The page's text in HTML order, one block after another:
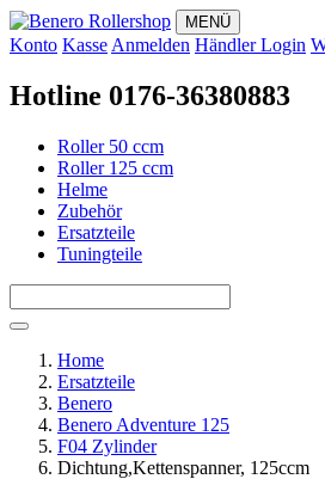
MENÜ
Konto Kasse Anmelden Händler Login
Hotline 0176-36380883
Roller 50 ccm
Roller 125 ccm
Helme
Zubehör
Ersatzteile
Tuningteile
Home
Ersatzteile
Benero
Benero Adventure 125
F04 Zylinder
Dichtung,Kettenspanner, 125ccm